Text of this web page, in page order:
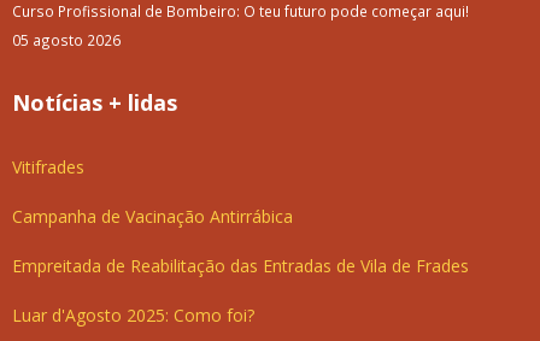
Curso Profissional de Bombeiro: O teu futuro pode começar aqui!
05 agosto 2026
Notícias + lidas
Vitifrades
Campanha de Vacinação Antirrábica
Empreitada de Reabilitação das Entradas de Vila de Frades
Luar d'Agosto 2025: Como foi?